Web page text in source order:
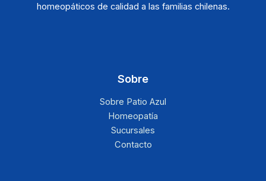
homeopáticos de calidad a las familias chilenas.
Sobre
Sobre Patio Azul
Homeopatía
Sucursales
Contacto